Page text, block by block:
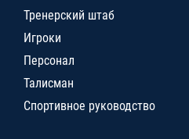
Тренерский штаб
Игроки
Персонал
Талисман
Спортивное руководство